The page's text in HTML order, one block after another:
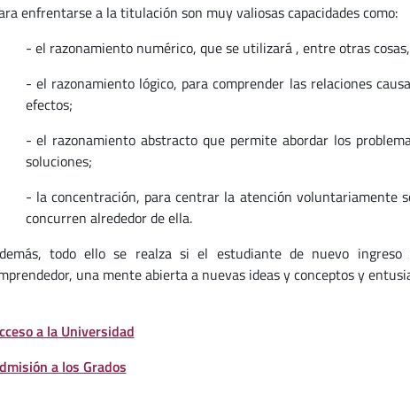
enfrentarse a la titulación son muy valiosas capacidades como:
- el razonamiento numérico, que se utilizará , entre otras
- el razonamiento lógico, para comprender las relaciones
efectos;
- el razonamiento abstracto que permite abordar los
soluciones;
- la concentración, para centrar la atención voluntariamente
concurren alrededor de ella.
todo ello se realza si el estudiante de nuevo
una mente abierta a nuevas ideas y conceptos y
a la Universidad
a los Grados